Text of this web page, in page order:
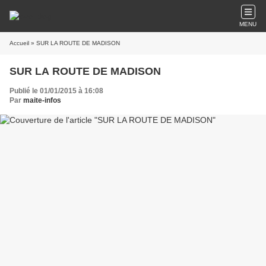
MENU
Accueil » SUR LA ROUTE DE MADISON
SUR LA ROUTE DE MADISON
Publié le 01/01/2015 à 16:08
Par maite-infos